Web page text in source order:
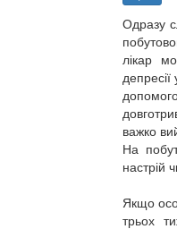
Одразу
лікар
важко
На
настрій
Якщо
трьох